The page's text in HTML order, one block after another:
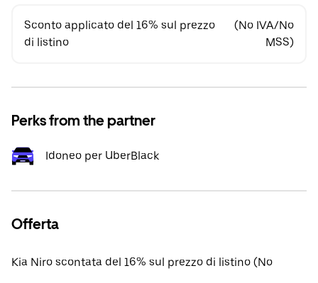
Sconto applicato del 16% sul prezzo
di listino
(No IVA/No
MSS)
Perks from the partner
Idoneo per UberBlack
Offerta
Kia Niro scontata del 16% sul prezzo di listino (No